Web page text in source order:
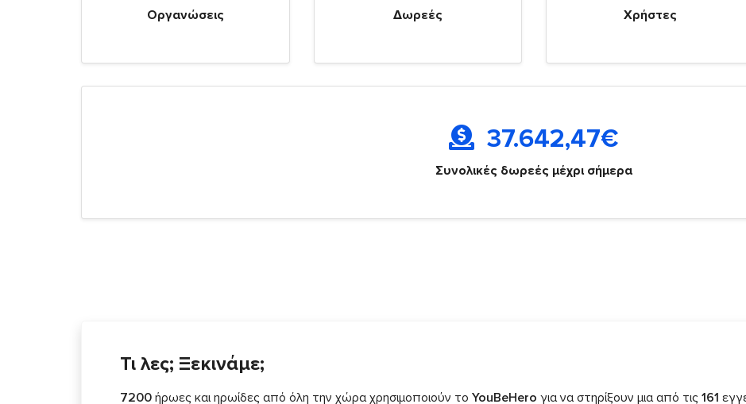
Οργανώσεις Δωρεές Χρήστες
37.642,47€
Συνολικές δωρεές μέχρι σήμερα
Τι λες; Ξεκινάμε;
7200 ήρωες και ηρωίδες από όλη την χώρα χρησιμοποιούν το YouBeHero για να στηρίξουν μια από τις 161